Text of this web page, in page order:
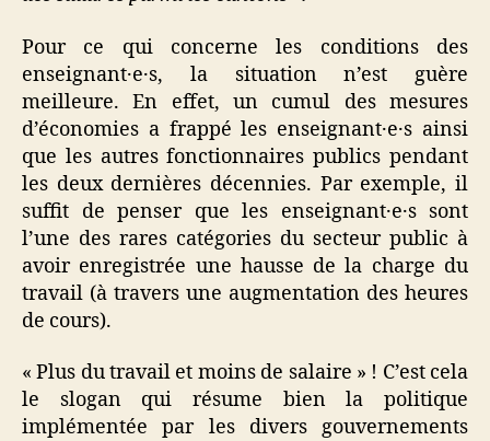
Pour ce qui concerne les conditions des
enseignant·e·s, la situation n’est guère
meilleure. En effet, un cumul des mesures
d’économies a frappé les enseignant·e·s ainsi
que les autres fonctionnaires publics pendant
les deux dernières décennies. Par exemple, il
suffit de penser que les enseignant·e·s sont
l’une des rares catégories du secteur public à
avoir enregistrée une hausse de la charge du
travail (à travers une augmentation des heures
de cours).
« Plus du travail et moins de salaire » ! C’est cela
le slogan qui résume bien la politique
implémentée par les divers gouvernements